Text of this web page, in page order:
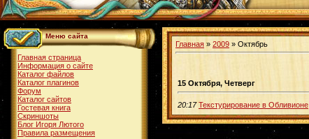
Меню сайта
Главная страница
Информация о сайте
Каталог файлов
Каталог плагинов
Форум
Каталог сайтов
Гостевая книга
Скриншоты
Блог Игоря Лютого
Правила размещения
Главная » 2009 » Октябрь
15 Октября, Четверг
20:17 Текстурирование в Обливионе